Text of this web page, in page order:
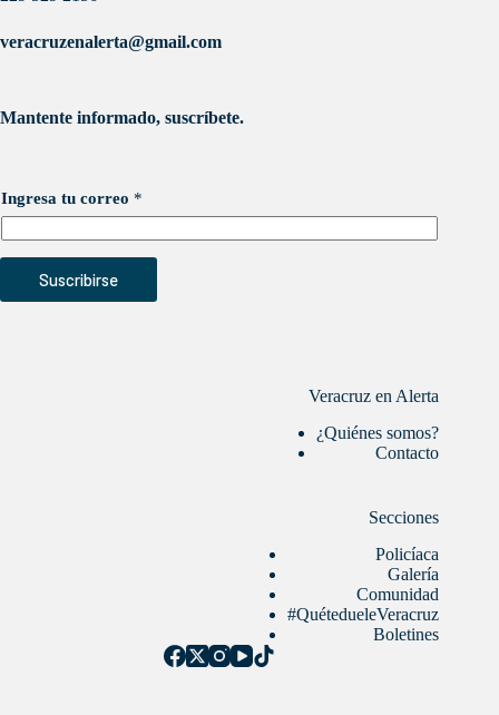
veracruzenalerta@gmail.com
Mantente informado, suscríbete.
Ingresa tu correo *
Suscribirse
Veracruz en Alerta
¿Quiénes somos?
Contacto
Secciones
Policíaca
Galería
Comunidad
#QuétedueleVeracruz
Boletines